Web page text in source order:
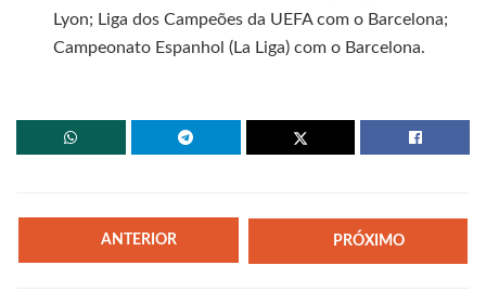
Lyon; Liga dos Campeões da UEFA com o Barcelona;
Campeonato Espanhol (La Liga) com o Barcelona.
ANTERIOR PRÓXIMO